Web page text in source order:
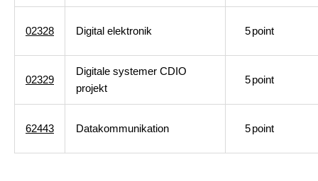
02328 Digital elektronik 5point
02329
Digitale systemer CDIO
projekt
5point
62443 Datakommunikation 5point